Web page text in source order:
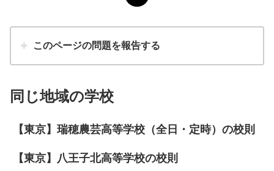
このページの問題を報告する
同じ地域の学校
【東京】瑞穂農芸高等学校（全日・定時）の校則
【東京】八王子北高等学校の校則